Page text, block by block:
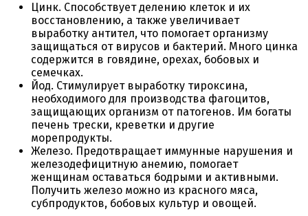
Цинк. Способствует делению клеток и их
восстановлению, а также увеличивает
выработку антител, что помогает организму
защищаться от вирусов и бактерий. Много цинка
содержится в говядине, орехах, бобовых и
семечках.
Йод. Стимулирует выработку тироксина,
необходимого для производства фагоцитов,
защищающих организм от патогенов. Им богаты
печень трески, креветки и другие
морепродукты.
Железо. Предотвращает иммунные нарушения и
железодефицитную анемию, помогает
женщинам оставаться бодрыми и активными.
Получить железо можно из красного мяса,
субпродуктов, бобовых культур и овощей.